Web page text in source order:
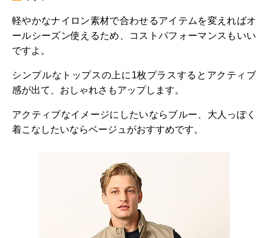
軽やかなナイロン素材で合わせるアイテムを変えればオ
ールシーズン使えるため、コストパフォーマンスもいい
ですよ。
シンプルなトップスの上に1枚プラスするとアクティブ
感が出て、おしゃれさもアップします。
アクティブなイメージにしたいならブルー、大人っぽく
着こなしたいならベージュがおすすめです。